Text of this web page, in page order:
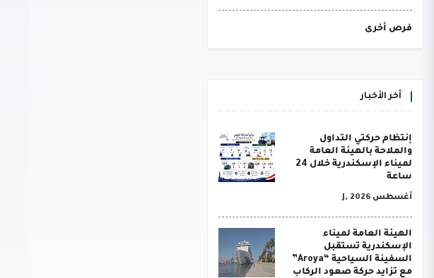
فرص أخرى
أخر الأخبار
إنتظام حركتي التداول
والملاحة بالهيئة العامة
لميناء الإسكندرية خلال 24
ساعة
أغسطس J, 2026
الهيئة العامة لميناء
الإسكندرية تستقبل
السفينة السياحية “Aroya”
مع تزايد حركة صعود الركاب